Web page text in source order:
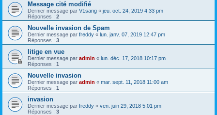
Message cité modifié
Dernier message par V1sang « jeu. oct. 24, 2019 4:33 pm
Réponses : 2
Nouvelle invasion de Spam
Dernier message par freddy « lun. janv. 07, 2019 12:47 pm
Réponses : 3
litige en vue
Dernier message par admin « lun. déc. 17, 2018 10:17 pm
Réponses : 1
Nouvelle invasion
Dernier message par admin « mar. sept. 11, 2018 11:00 am
Réponses : 1
invasion
Dernier message par freddy « ven. juin 29, 2018 5:01 pm
Réponses : 3